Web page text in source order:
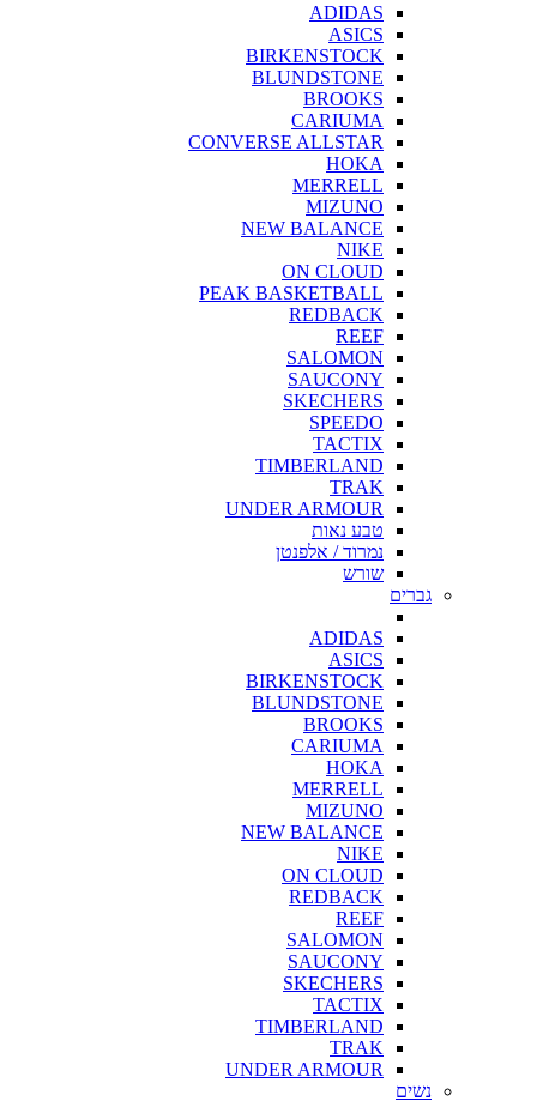
ADIDAS
ASICS
BIRKENSTOCK
BLUNDSTONE
BROOKS
CARIUMA
CONVERSE ALLSTAR
HOKA
MERRELL
MIZUNO
NEW BALANCE
NIKE
ON CLOUD
PEAK BASKETBALL
REDBACK
REEF
SALOMON
SAUCONY
SKECHERS
SPEEDO
TACTIX
TIMBERLAND
TRAK
UNDER ARMOUR
טבע נאות
נמרוד / אלפנטן
שורש
גברים
ADIDAS
ASICS
BIRKENSTOCK
BLUNDSTONE
BROOKS
CARIUMA
HOKA
MERRELL
MIZUNO
NEW BALANCE
NIKE
ON CLOUD
REDBACK
REEF
SALOMON
SAUCONY
SKECHERS
TACTIX
TIMBERLAND
TRAK
UNDER ARMOUR
נשים